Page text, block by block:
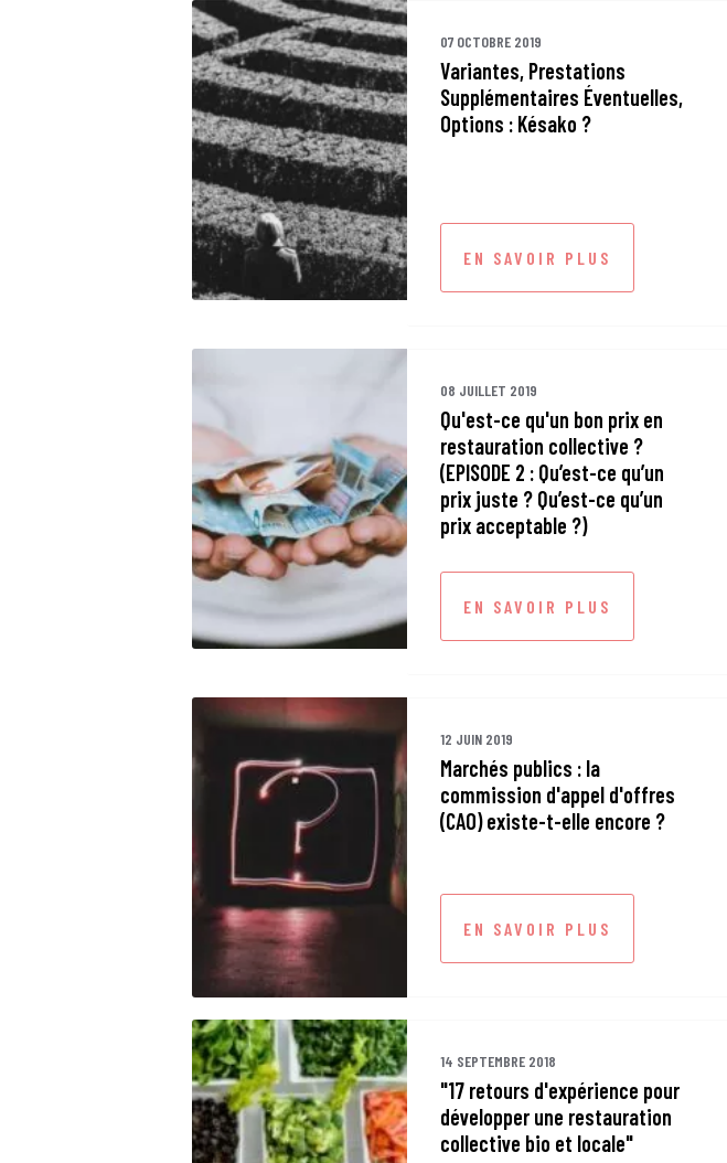
07 OCTOBRE 2019
Variantes, Prestations
Supplémentaires Éventuelles,
Options : Késako ?
EN SAVOIR PLUS
08 JUILLET 2019
Qu'est-ce qu'un bon prix en
restauration collective ?
(EPISODE 2 : Qu’est-ce qu’un
prix juste ? Qu’est-ce qu’un
prix acceptable ?)
EN SAVOIR PLUS
12 JUIN 2019
Marchés publics : la
commission d'appel d'offres
(CAO) existe-t-elle encore ?
EN SAVOIR PLUS
14 SEPTEMBRE 2018
"17 retours d'expérience pour
développer une restauration
collective bio et locale"